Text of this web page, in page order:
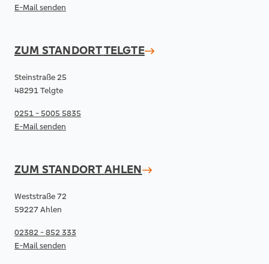
E-Mail senden
ZUM STANDORTTELGTE
Steinstraße 25
48291 Telgte
0251 - 5005 5835
E-Mail senden
ZUM STANDORTAHLEN
Weststraße 72
59227 Ahlen
02382 - 852 333
E-Mail senden